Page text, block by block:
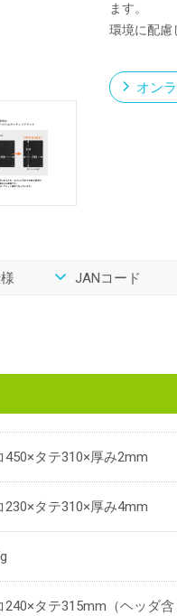
ます。
環境に配慮
オン
JANコード
450×タテ310×厚み2mm
230×タテ310×厚み4mm
240×タテ315mm（ヘッダ